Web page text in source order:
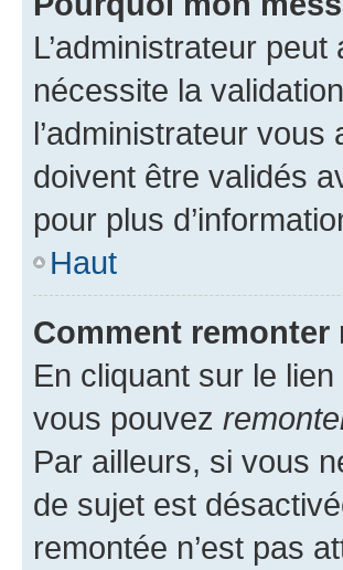
L’administrateur
nécessite la
l’administrateur
doivent être validés
pour plus
Haut
Comment remonter
En cliquant sur le
vous pouvez
Par ailleurs, si vous
de sujet est
remontée n’est pas